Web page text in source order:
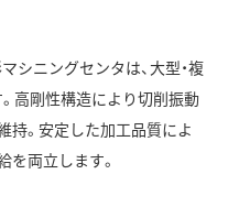
シニングセンタは、大型・複
高剛性構造により切削振動
持。安定した加工品質によ
を両立します。